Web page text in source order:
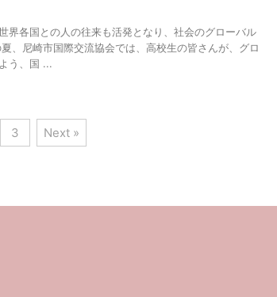
界各国との人の往来も活発となり、社会のグローバル
尼崎市国際交流協会では、高校生の皆さんが、グロ
う、国 ...
3 Next »